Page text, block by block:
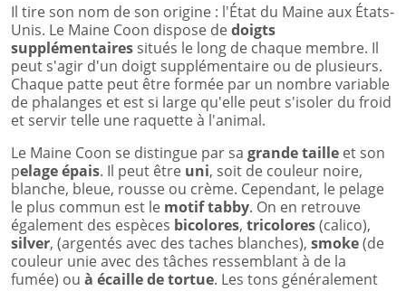
Il tire son nom de son origine : l'État du Maine aux États-
Unis. Le Maine Coon dispose dedoigts
supplémentaires situés le long de chaque membre. Il
peut s'agir d'un doigt supplémentaire ou de plusieurs.
Chaque patte peut être formée par un nombre variable
de phalanges et est si large qu'elle peut s'isoler du froid
et servir telle une raquette à l'animal.
Le Maine Coon se distingue par sa grande taille et son
pelage épais. Il peut être uni, soit de couleur noire,
blanche, bleue, rousse ou crème. Cependant, le pelage
le plus commun est le motif tabby. On en retrouve
également des espèces bicolores, tricolores(calico),
silver, (argentés avec des taches blanches), smoke(de
couleur unie avec des tâches ressemblant à de la
fumée) ou à écaille de tortue. Les tons généralement